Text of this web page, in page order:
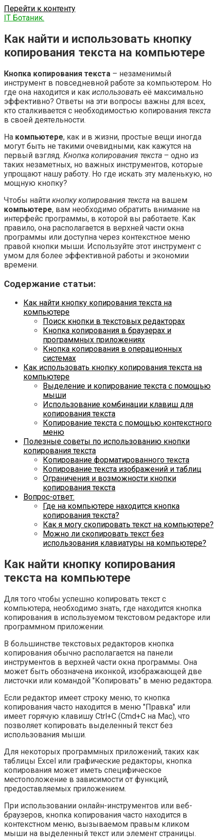
Перейти к контенту
IT Ботаник.
Как найти и использовать кнопку
копирования текста на компьютере
Кнопка копирования текста – незаменимый
инструмент в повседневной работе за компьютером. Но
где она находится и как использовать её максимально
эффективно? Ответы на эти вопросы важны для всех,
кто сталкивается с необходимостью копирования текста
в своей деятельности.
На компьютере, как и в жизни, простые вещи иногда
могут быть не такими очевидными, как кажутся на
первый взгляд. Кнопка копирования текста – одно из
таких незаметных, но важных инструментов, которые
упрощают нашу работу. Но где искать эту маленькую, но
мощную кнопку?
Чтобы найти кнопку копирования текста на вашем
компьютере, вам необходимо обратить внимание на
интерфейс программы, в которой вы работаете. Как
правило, она располагается в верхней части окна
программы или доступна через контекстное меню
правой кнопки мыши. Используйте этот инструмент с
умом для более эффективной работы и экономии
времени.
Содержание статьи:
Как найти кнопку копирования текста на
компьютере
Поиск кнопки в текстовых редакторах
Кнопка копирования в браузерах и
программных приложениях
Кнопка копирования в операционных
системах
Как использовать кнопку копирования текста на
компьютере
Выделение и копирование текста с помощью
мыши
Использование комбинации клавиш для
копирования текста
Копирование текста с помощью контекстного
меню
Полезные советы по использованию кнопки
копирования текста
Копирование форматированного текста
Копирование текста изображений и таблиц
Ограничения и возможности кнопки
копирования текста
Вопрос-ответ:
Где на компьютере находится кнопка
копирования текста?
Как я могу скопировать текст на компьютере?
Можно ли скопировать текст без
использования клавиатуры на компьютере?
Как найти кнопку копирования
текста на компьютере
Для того чтобы успешно копировать текст с
компьютера, необходимо знать, где находится кнопка
копирования в используемом текстовом редакторе или
программном приложении.
В большинстве текстовых редакторов кнопка
копирования обычно располагается на панели
инструментов в верхней части окна программы. Она
может быть обозначена иконкой, изображающей две
листочки или командой "Копировать" в меню редактора.
Если редактор имеет строку меню, то кнопка
копирования часто находится в меню "Правка" или
имеет горячую клавишу Ctrl+C (Cmd+C на Mac), что
позволяет копировать выделенный текст без
использования мыши.
Для некоторых программных приложений, таких как
таблицы Excel или графические редакторы, кнопка
копирования может иметь специфическое
местоположение в зависимости от функций,
предоставляемых приложением.
При использовании онлайн-инструментов или веб-
браузеров, кнопка копирования часто находится в
контекстном меню, вызываемом правым кликом
мыши на выделенный текст или элемент страницы.